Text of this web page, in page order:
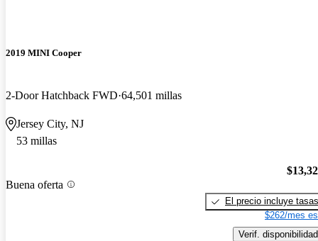
2019 MINI Cooper
2-Door Hatchback FWD 64,501 millas
Jersey City, NJ
53 millas
Buena oferta
El precio incluye tasas
$262/mes
Verif. disponibilidad